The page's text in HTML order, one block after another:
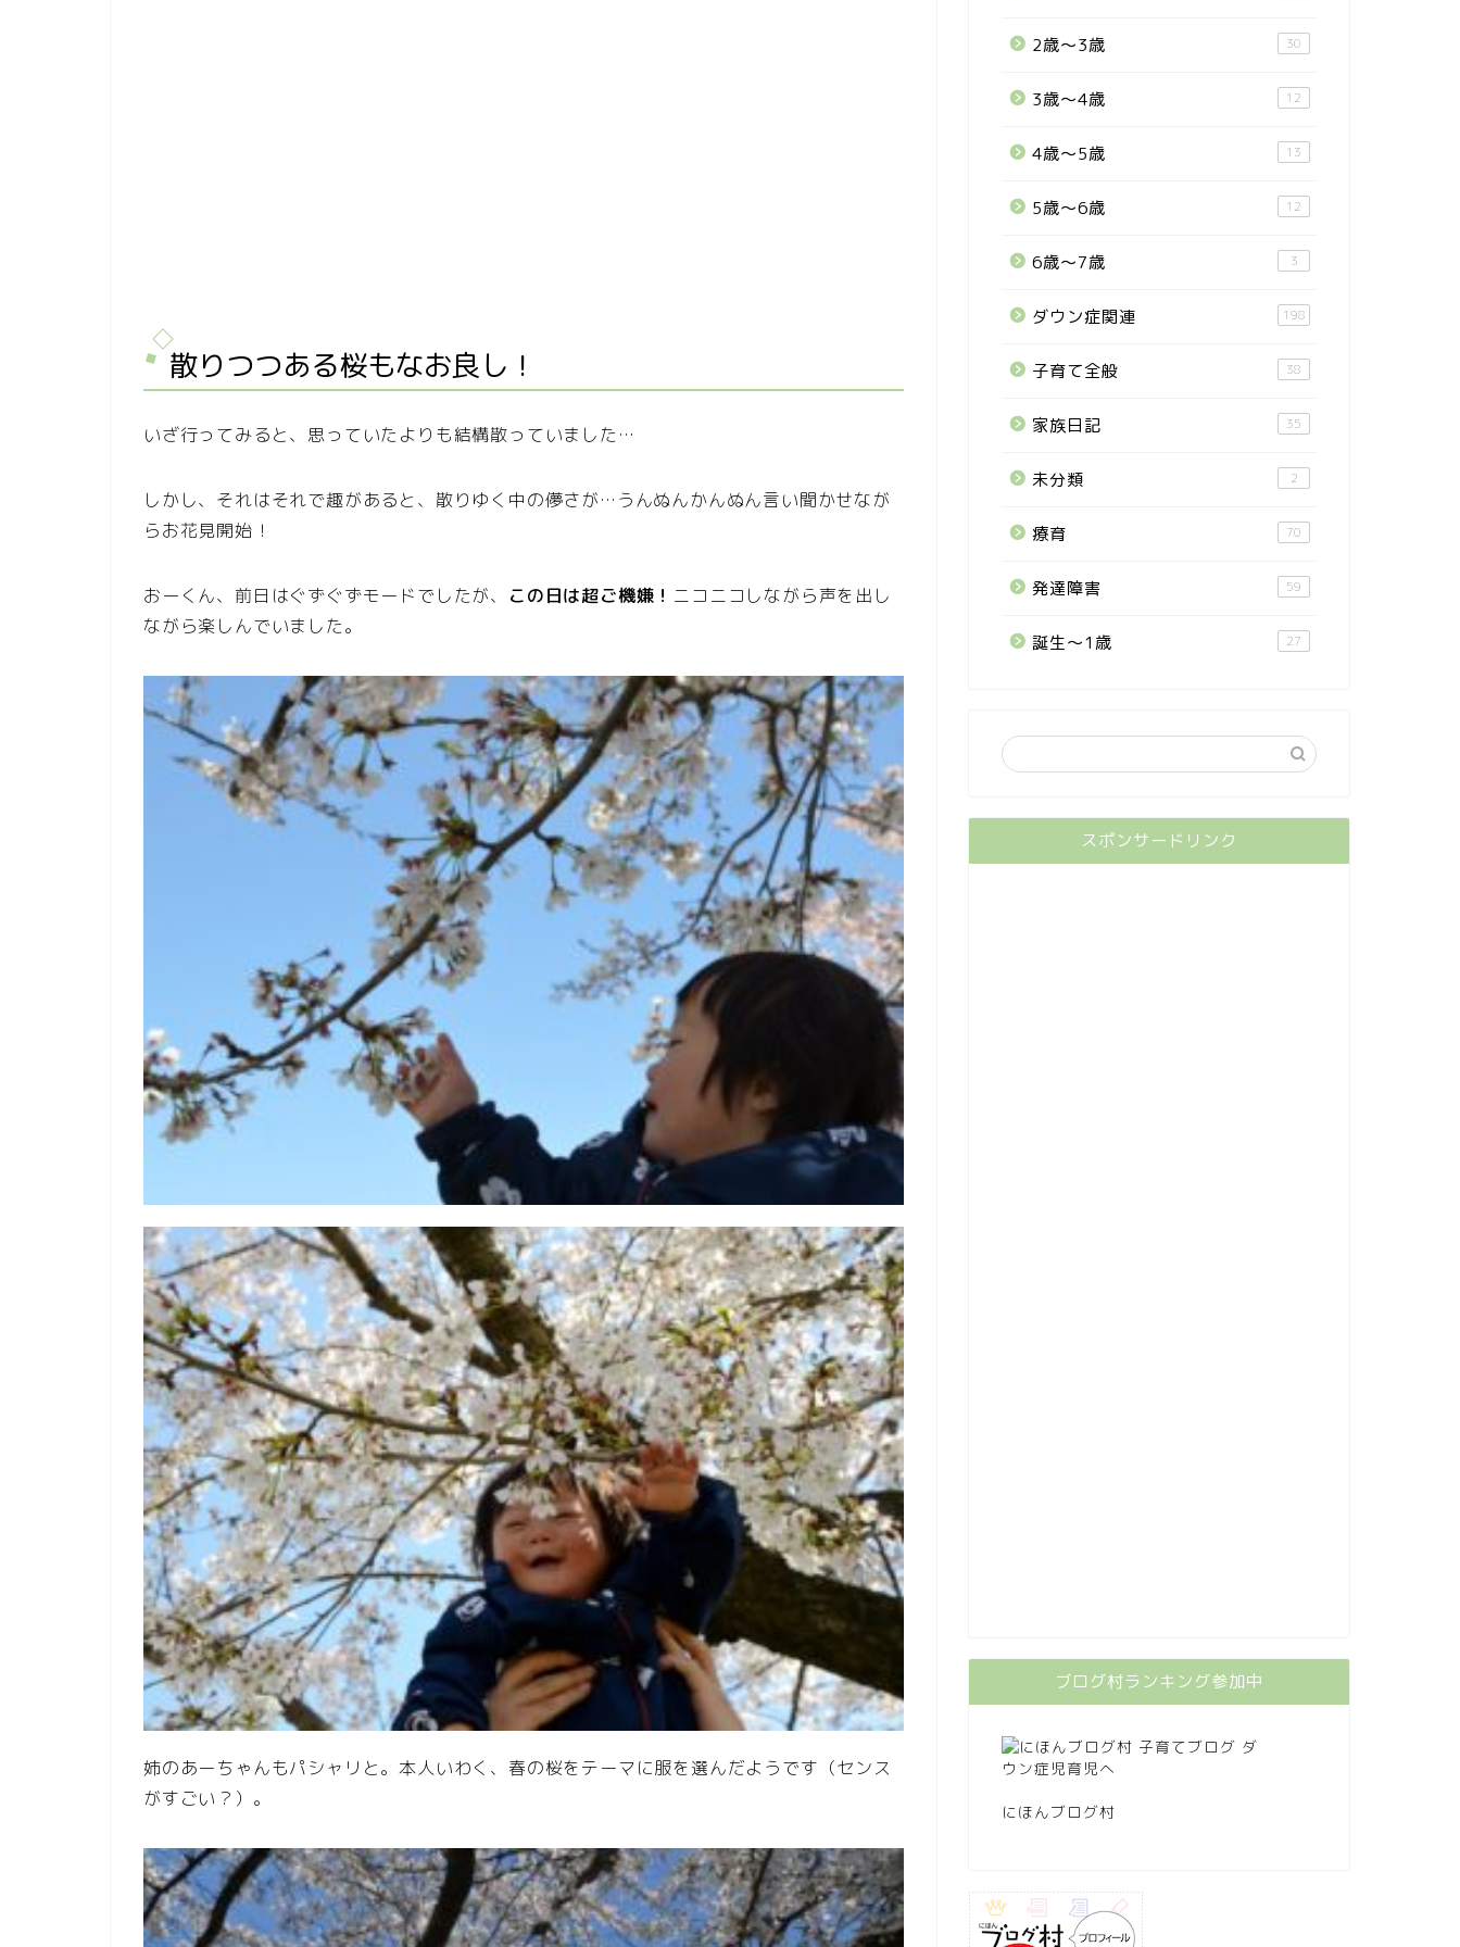
散りつつある桜もなお良し！
いざ行ってみると、思っていたよりも結構散っていました…
しかし、それはそれで趣があると、散りゆく中の儚さが…うんぬんかんぬん言い聞かせなが
らお花見開始！
おーくん、前日はぐずぐずモードでしたが、 この日は超ご機嫌！ ニコニコしながら声を出し
ながら楽しんでいました。
姉のあーちゃんもパシャリと。本人いわく、春の桜をテーマに服を選んだようです（センス
がすごい？）。
2歳〜3歳 30
3歳〜4歳 12
4歳〜5歳 13
5歳〜6歳 12
6歳〜7歳 3
ダウン症関連 198
子育て全般 38
家族日記 35
未分類 2
療育 70
発達障害 59
誕生〜1歳 27
スポンサードリンク
ブログ村ランキング参加中
にほんブログ村